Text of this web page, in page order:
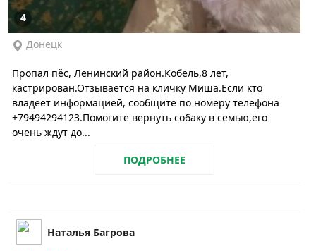
4
Донецк
Пропал пёс, Ленинский район.Кобель,8 лет,
кастрирован.Отзывается на кличку Миша.Если кто
владеет информацией, сообщите по номеру телефона
+79494294123.Помогите вернуть собаку в семью,его
очень ждут до...
ПОДРОБНЕЕ
Наталья Багрова